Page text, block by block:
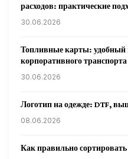
расходов: практические
30.06.2026
Топливные карты: удобный
корпоративного транспорта
30.06.2026
Логотип на одежде: DTF,
08.06.2026
Как правильно